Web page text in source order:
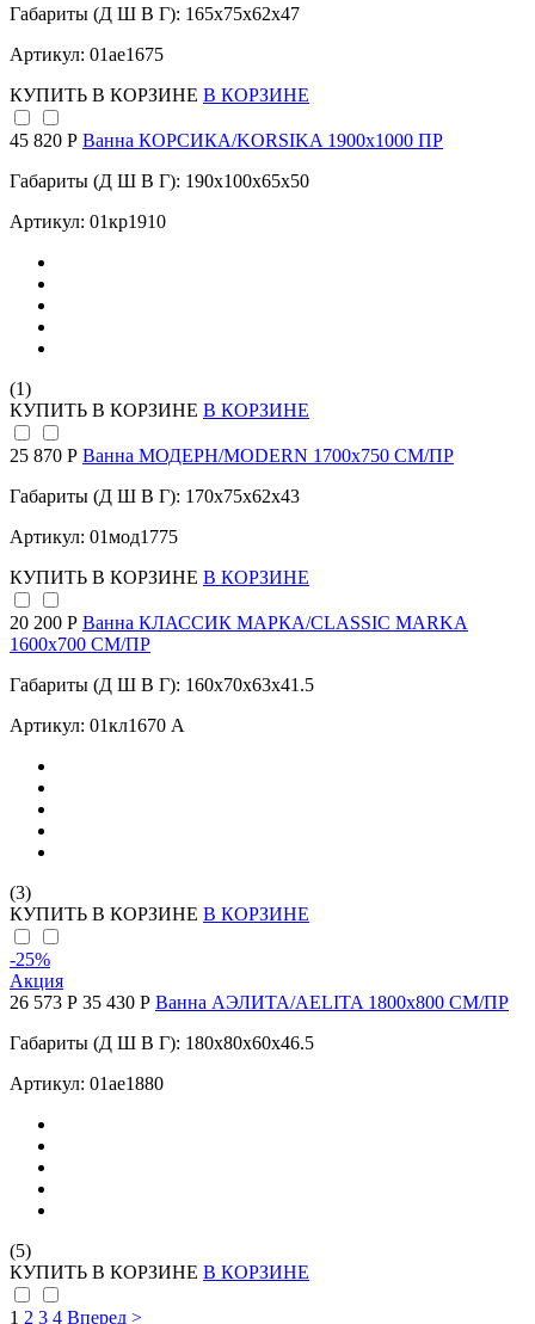
Габариты (Д Ш В Г): 165x75x62x47
Артикул: 01ае1675
КУПИТЬ В КОРЗИНЕ В КОРЗИНЕ
45 820 Р Ванна КОРСИКА/KORSIKA 1900х1000 ПР
Габариты (Д Ш В Г): 190x100x65x50
Артикул: 01кр1910
(1)
КУПИТЬ В КОРЗИНЕ В КОРЗИНЕ
25 870 Р Ванна МОДЕРН/MODERN 1700х750 СМ/ПР
Габариты (Д Ш В Г): 170x75x62x43
Артикул: 01мод1775
КУПИТЬ В КОРЗИНЕ В КОРЗИНЕ
20 200 Р Ванна КЛАССИК МАРКА/CLASSIC MARKA
1600х700 СМ/ПР
Габариты (Д Ш В Г): 160x70x63x41.5
Артикул: 01кл1670 А
(3)
КУПИТЬ В КОРЗИНЕ В КОРЗИНЕ
-25%
Акция
26 573 Р 35 430 Р Ванна АЭЛИТА/AELITA 1800х800 СМ/ПР
Габариты (Д Ш В Г): 180x80x60x46.5
Артикул: 01ае1880
(5)
КУПИТЬ В КОРЗИНЕ В КОРЗИНЕ
1 2 3 4 Вперед >